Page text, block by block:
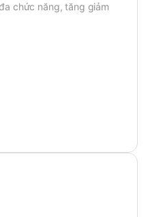
chức năng, tăng giảm